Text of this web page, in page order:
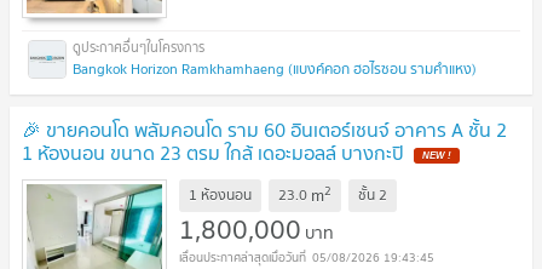
Bangkok Horizon Ramkhamhaeng (แบงค์คอก ฮอไรซอน รามคำแหง)
🎉 ขายคอนโด พลัมคอนโด ราม 60 อินเตอร์เชนจ์ อาคาร A ชั้น 2
1 ห้องนอน ขนาด 23 ตรม ใกล้ เดอะมอลล์ บางกะปิ NEW !
1 ห้องนอน 23.0 m2 ชั้น2
1,800,000 บาท
05/08/2026 19:43:45